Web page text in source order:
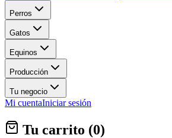
Perros
Gatos
Equinos
Producción
Tu negocio
Mi cuentaIniciar sesión
Tu carrito (0)